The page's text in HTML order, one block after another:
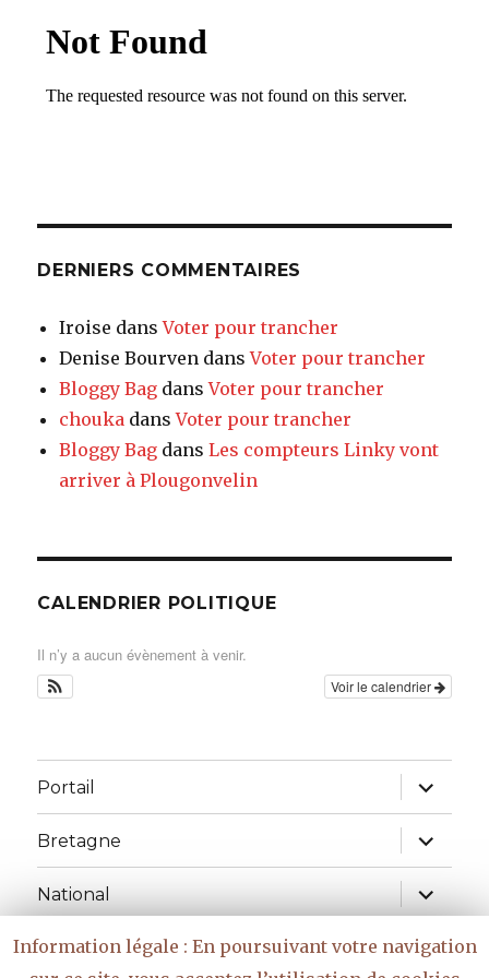
DERNIERS COMMENTAIRES
Iroise dansVoter pour trancher
Denise Bourven dansVoter pour trancher
Bloggy Bag dansVoter pour trancher
chouka dansVoter pour trancher
Bloggy Bag dansLes compteurs Linky vont
arriver à Plougonvelin
CALENDRIER POLITIQUE
Il n’y a aucun évènement à venir.
Voir le calendrier
Portail
ouvrir
le
sous-
menu
Bretagne
ouvrir
le
sous-
menu
National
ouvrir
le
menu
Réflexions
Information légale : En poursuivant votre navigation